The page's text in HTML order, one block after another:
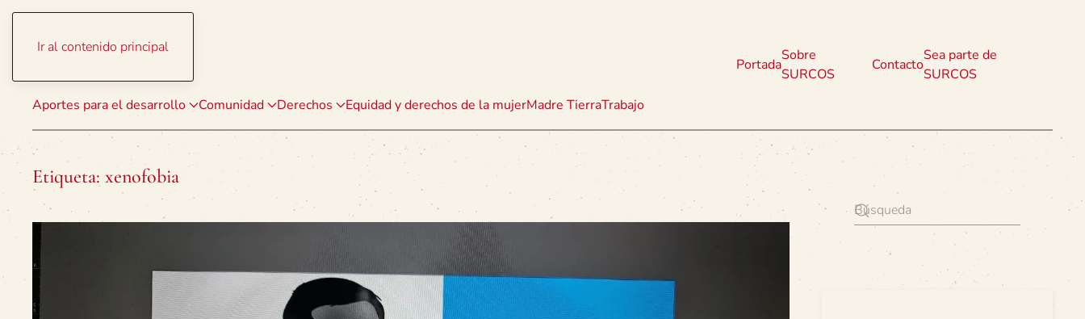
Ir al contenido principal
Aportes para el desarrollo Comunidad Derechos Equidad y derechos de la mujerMadre TierraTrabajo
Portada
Sobre
SURCOS
Contacto
Sea parte de
SURCOS
Etiqueta: xenofobia